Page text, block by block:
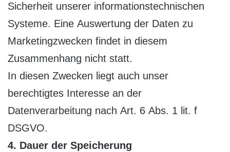
Sicherheit unserer informationstechnischen
Systeme. Eine Auswertung der Daten zu
Marketingzwecken findet in diesem
Zusammenhang nicht statt.
In diesen Zwecken liegt auch unser
berechtigtes Interesse an der
Datenverarbeitung nach Art. 6 Abs. 1 lit. f
DSGVO.
4. Dauer der Speicherung